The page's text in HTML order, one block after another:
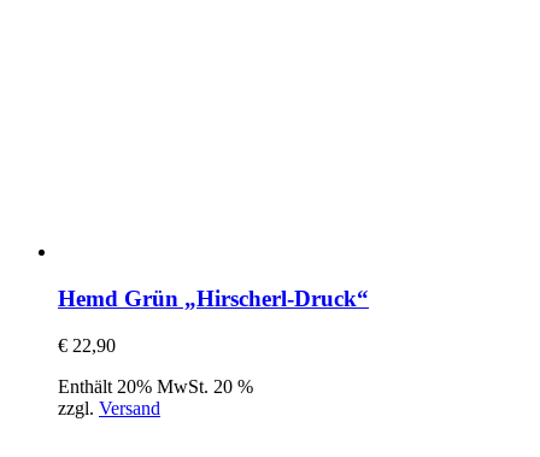
Hemd Grün „Hirscherl-Druck“
€ 22,90
Enthält 20% MwSt. 20 %
zzgl. Versand